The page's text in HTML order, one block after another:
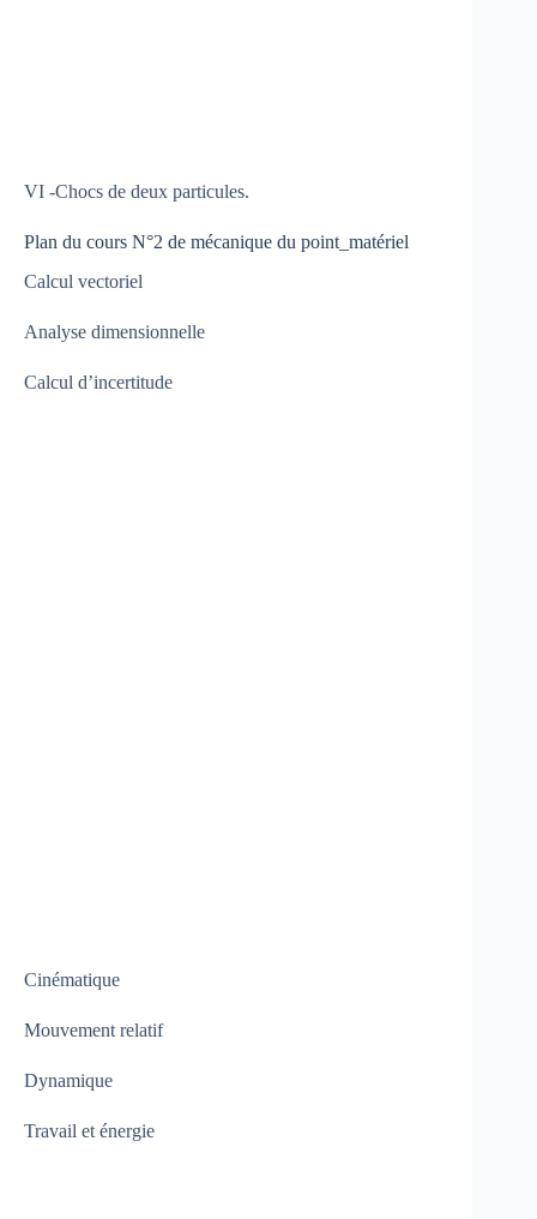
VI -Chocs de deux particules.
Plan du cours N°2 de mécanique du point_matériel
Calcul vectoriel
Analyse dimensionnelle
Calcul d’incertitude
Cinématique
Mouvement relatif
Dynamique
Travail et énergie